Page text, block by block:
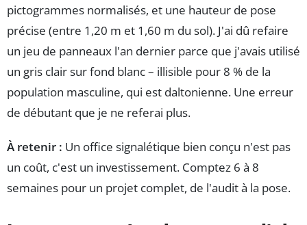
pictogrammes normalisés, et une hauteur de pose
précise (entre 1,20 m et 1,60 m du sol). J'ai dû refaire
un jeu de panneaux l'an dernier parce que j'avais utilisé
un gris clair sur fond blanc – illisible pour 8 % de la
population masculine, qui est daltonienne. Une erreur
de débutant que je ne referai plus.
À retenir : Un office signalétique bien conçu n'est pas
un coût, c'est un investissement. Comptez 6 à 8
semaines pour un projet complet, de l'audit à la pose.